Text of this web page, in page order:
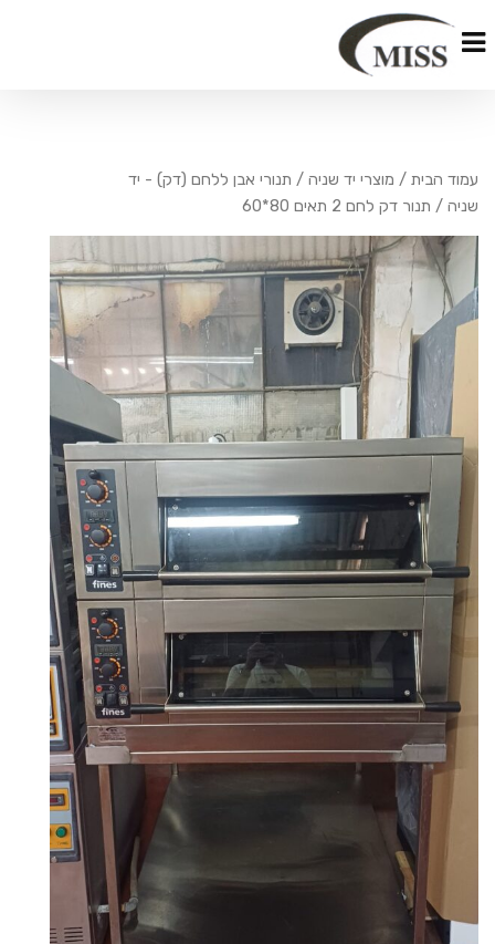
עמוד הבית / מוצרי יד שניה / תנורי אבן ללחם (דק) - יד
שניה / תנור דק לחם 2 תאים 80*60